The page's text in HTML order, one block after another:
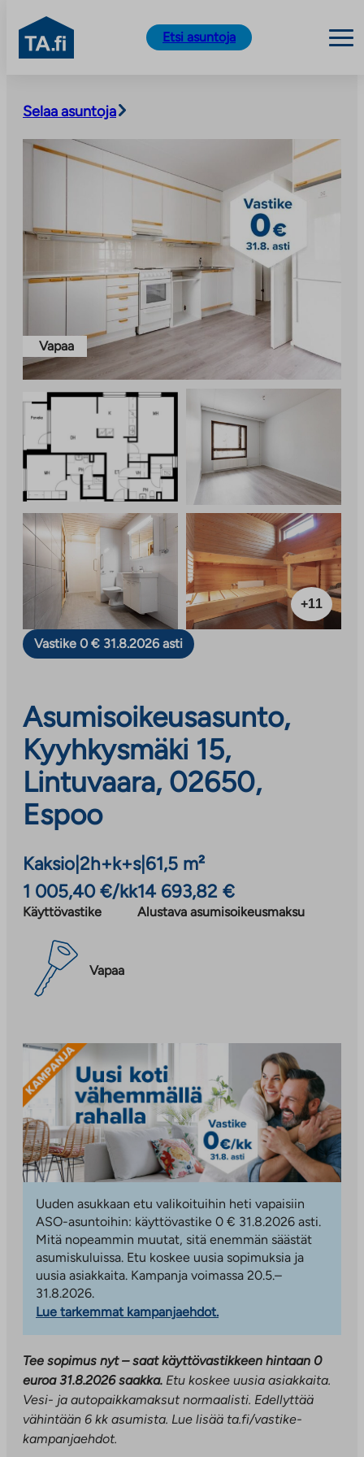
sisältöön
TA.fi
Etsi asuntoja
Selaa asuntoja
Vapaa
+11
Vastike 0 € 31.8.2026 asti
Asumisoikeusasunto,
Kyyhkysmäki 15,
Lintuvaara, 02650,
Espoo
Kaksio 2h+k+s| 61,5 m²
1 005,40 €/kk
Käyttövastike
14 693,82 €
Alustava asumisoikeusmaksu
Vapaa
Uuden asukkaan etu valikoituihin heti vapaisiin
ASO-asuntoihin: käyttövastike 0 € 31.8.2026 asti.
Mitä nopeammin muutat, sitä enemmän säästät
asumiskuluissa. Etu koskee uusia sopimuksia ja
uusia asiakkaita. Kampanja voimassa 20.5.–
31.8.2026.
Lue tarkemmat kampanjaehdot.
Tee sopimus nyt – saat käyttövastikkeen hintaan 0
euroa 31.8.2026 saakka. Etu koskee uusia asiakkaita.
Vesi- ja autopaikkamaksut normaalisti. Edellyttää
vähintään 6 kk asumista. Lue lisää ta.fi/vastike-
kampanjaehdot.